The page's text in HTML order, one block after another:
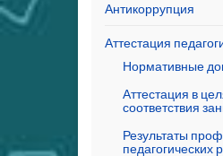
Антикоррупция
Аттестация
Нормативные
Аттестация в
соответствия
Результаты
педагогических